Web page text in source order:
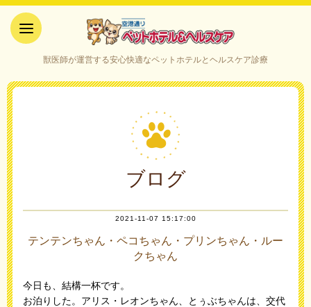
ケア｜山口県宇部市
獣医師が運営する安心快適なペットホテルとヘルスケア診療
ブログ
2021-11-07 15:17:00
テンテンちゃん・ペコちゃん・プリンちゃん・ルー
クちゃん
今日も、結構一杯です。
お泊りした。アリス・レオンちゃん、とぅぶちゃんは、交代